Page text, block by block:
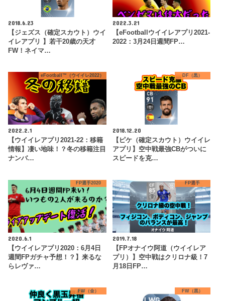
2018.6.23
【ジェズス（確定スカウト）ウイ
イレアプリ 】若干20歳の天才
FW！ネイマ…
2022.3.21
【eFootballウイイレアプリ2021-
2022：3月24日週間FP…
eFootball™（ウイイレ2022）
2022.2.1
【ウイイレアプリ2021-22：移籍
情報】凄い地味！？冬の移籍注目
ナンバ…
DF（黒）
2018.12.20
【ピケ（確定スカウト）ウイイレ
アプリ】空中戦最強CBがついに
スピードを克…
FP選手2020
2020.6.1
【ウイイレアプリ2020：6月4日
週間FPガチャ予想！？】来るな
らレヴァ…
FP選手
2019.7.18
【FPオナイウ阿道（ウイイレア
プリ）】空中戦はクリロナ級！7
月18日FP…
FW（金） FW（黒）